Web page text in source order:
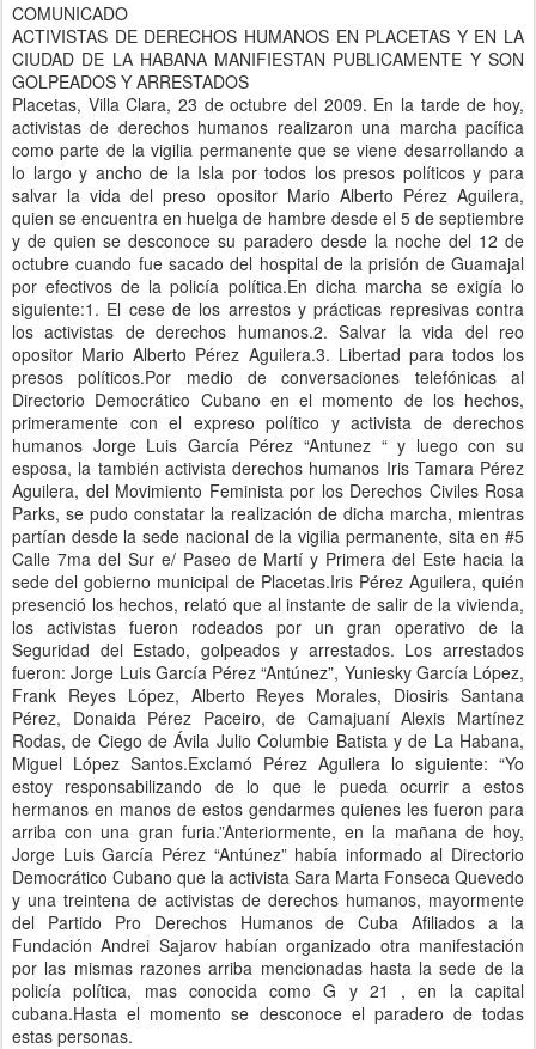
COMUNICADO
ACTIVISTAS DE DERECHOS HUMANOS EN PLACETAS Y EN LA
CIUDAD DE LA HABANA MANIFIESTAN PUBLICAMENTE Y SON
GOLPEADOS Y ARRESTADOS
Placetas, Villa Clara, 23 de octubre del 2009. En la tarde de hoy,
activistas de derechos humanos realizaron una marcha pacífica
como parte de la vigilia permanente que se viene desarrollando a
lo largo y ancho de la Isla por todos los presos políticos y para
salvar la vida del preso opositor Mario Alberto Pérez Aguilera,
quien se encuentra en huelga de hambre desde el 5 de septiembre
y de quien se desconoce su paradero desde la noche del 12 de
octubre cuando fue sacado del hospital de la prisión de Guamajal
por efectivos de la policía política.En dicha marcha se exigía lo
siguiente:1. El cese de los arrestos y prácticas represivas contra
los activistas de derechos humanos.2. Salvar la vida del reo
opositor Mario Alberto Pérez Aguilera.3. Libertad para todos los
presos políticos.Por medio de conversaciones telefónicas al
Directorio Democrático Cubano en el momento de los hechos,
primeramente con el expreso político y activista de derechos
humanos Jorge Luis García Pérez “Antunez “ y luego con su
esposa, la también activista derechos humanos Iris Tamara Pérez
Aguilera, del Movimiento Feminista por los Derechos Civiles Rosa
Parks, se pudo constatar la realización de dicha marcha, mientras
partían desde la sede nacional de la vigilia permanente, sita en #5
Calle 7ma del Sur e/ Paseo de Martí y Primera del Este hacia la
sede del gobierno municipal de Placetas.Iris Pérez Aguilera, quién
presenció los hechos, relató que al instante de salir de la vivienda,
los activistas fueron rodeados por un gran operativo de la
Seguridad del Estado, golpeados y arrestados. Los arrestados
fueron: Jorge Luis García Pérez “Antúnez”, Yuniesky García López,
Frank Reyes López, Alberto Reyes Morales, Diosiris Santana
Pérez, Donaida Pérez Paceiro, de Camajuaní Alexis Martínez
Rodas, de Ciego de Ávila Julio Columbie Batista y de La Habana,
Miguel López Santos.Exclamó Pérez Aguilera lo siguiente: “Yo
estoy responsabilizando de lo que le pueda ocurrir a estos
hermanos en manos de estos gendarmes quienes les fueron para
arriba con una gran furia.”Anteriormente, en la mañana de hoy,
Jorge Luis García Pérez “Antúnez” había informado al Directorio
Democrático Cubano que la activista Sara Marta Fonseca Quevedo
y una treintena de activistas de derechos humanos, mayormente
del Partido Pro Derechos Humanos de Cuba Afiliados a la
Fundación Andrei Sajarov habían organizado otra manifestación
por las mismas razones arriba mencionadas hasta la sede de la
policía política, mas conocida como G y 21 , en la capital
cubana.Hasta el momento se desconoce el paradero de todas
estas personas.